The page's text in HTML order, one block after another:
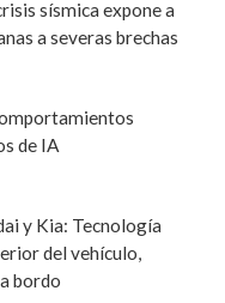
sísmica expone a
a severas brechas
de IA
y Kia: Tecnología
del vehículo,
bordo